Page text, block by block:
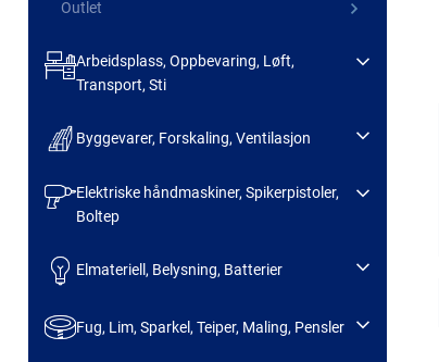
Outlet
Arbeidsplass, Oppbevaring, Løft,
Transport, Sti
Byggevarer, Forskaling, Ventilasjon
Elektriske håndmaskiner, Spikerpistoler,
Boltep
Elmateriell, Belysning, Batterier
Fug, Lim, Sparkel, Teiper, Maling, Pensler